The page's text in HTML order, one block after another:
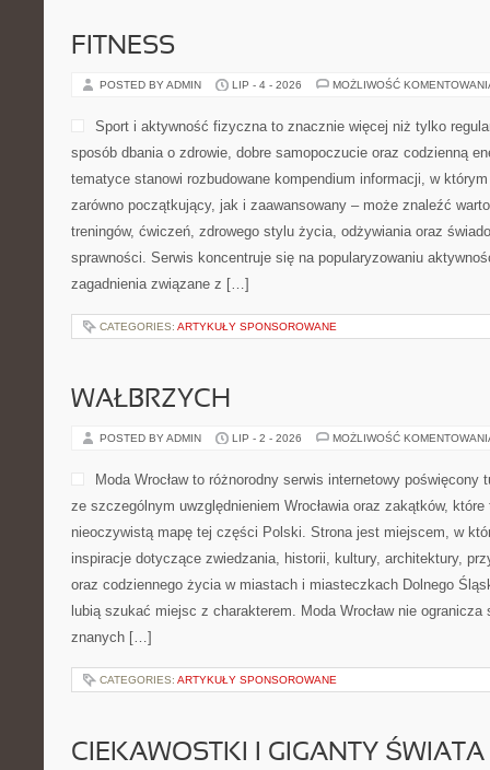
FITNESS
POSTED BY ADMIN LIP - 4 - 2026 MOŻLIWOŚĆ
Sport i aktywność fizyczna to znacznie więcej niż tylko
sposób dbania o zdrowie, dobre samopoczucie oraz codzienną
tematyce stanowi rozbudowane kompendium informacji, w
zarówno początkujący, jak i zaawansowany – może znaleźć
treningów, ćwiczeń, zdrowego stylu życia, odżywiania oraz
sprawności. Serwis koncentruje się na popularyzowaniu
zagadnienia związane z […]
CATEGORIES: ARTYKUŁY SPONSOROWANE
WAŁBRZYCH
POSTED BY ADMIN LIP - 2 - 2026 MOŻLIWOŚĆ
Moda Wrocław to różnorodny serwis internetowy
ze szczególnym uwzględnieniem Wrocławia oraz zakątków,
nieoczywistą mapę tej części Polski. Strona jest miejscem, w
inspiracje dotyczące zwiedzania, historii, kultury, architektury,
oraz codziennego życia w miastach i miasteczkach Dolnego
lubią szukać miejsc z charakterem. Moda Wrocław nie ogranicza
znanych […]
CATEGORIES: ARTYKUŁY SPONSOROWANE
CIEKAWOSTKI I GIGANTY ŚWIATA